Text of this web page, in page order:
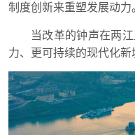
制度创新来重塑发展动力
当改革的钟声在两
力、更可持续的现代化新